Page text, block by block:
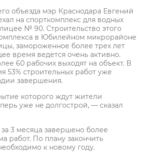
объезда мэр Краснодара Евгений
на спорткомплекс для водных
№ 90. Строительство этого
в Юбилейном микрорайоне
замороженное более трех лет
время ведется очень активно.
60 рабочих выходят на объект. В
53% строительных работ уже
завершения.
которого ждут жители
уже не долгострой, — сказал
3 месяца завершено более
работ. По плану закончить
к новому году.